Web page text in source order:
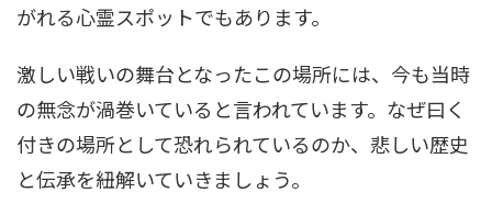
がれる心霊スポットでもあります。
激しい戦いの舞台となったこの場所には、今も当時
の無念が渦巻いていると言われています。なぜ曰く
付きの場所として恐れられているのか、悲しい歴史
と伝承を紐解いていきましょう。